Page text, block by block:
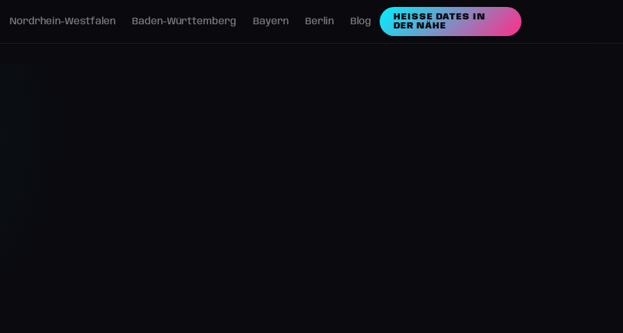
Nordrhein-Westfalen Baden-Württemberg Bayern Berlin Blog
HEISSE DATES IN D
ER NÄHE